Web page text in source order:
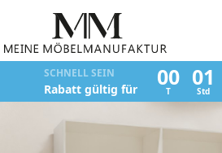
SCHNELL SEIN
Rabatt gültig für 00
T
01
Std